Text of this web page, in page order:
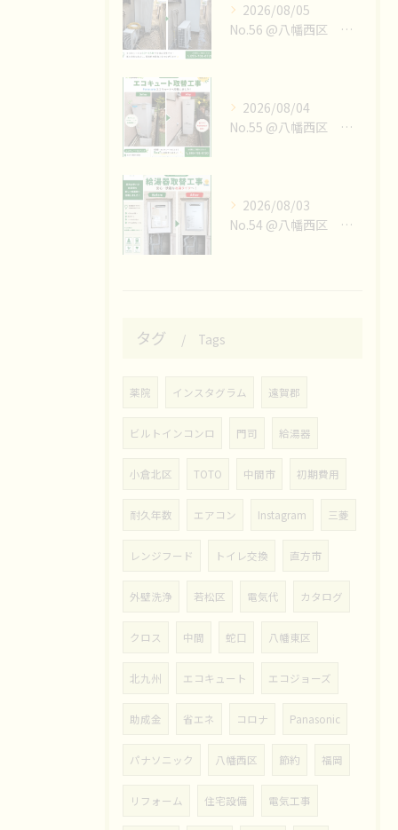
2026/08/05
No.56 @八幡西区 エコキュート取替工事👷‍♀️
2026/08/04
No.55 @八幡西区 エコキュート取替工事👷‍♀️
2026/08/03
No.54 @八幡西区 エコキュート取替工事👷‍♀️
タグ Tags
薬院 インスタグラム 遠賀郡
ビルトインコンロ 門司 給湯器
小倉北区 TOTO 中間市 初期費用
耐久年数 エアコン Instagram 三菱
レンジフード トイレ交換 直方市
外壁洗浄 若松区 電気代 カタログ
クロス 中間 蛇口 八幡東区
北九州 エコキュート エコジョーズ
助成金 省エネ コロナ Panasonic
パナソニック 八幡西区 節約 福岡
リフォーム 住宅設備 電気工事